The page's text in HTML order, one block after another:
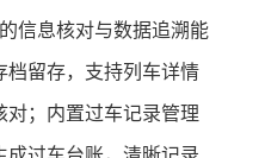
信息核对与数据追溯能
档留存，支持列车详情
对；内置过车记录管理